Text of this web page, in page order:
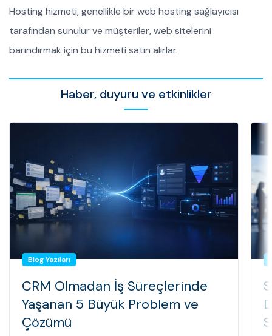
Hosting hizmeti, genellikle bir web hosting sağlayıcısı
tarafından sunulur ve müşteriler, web sitelerini
barındırmak için bu hizmeti satın alırlar.
Haber, duyuru ve etkinlikler
Blog Yazıları
CRM Olmadan İş Süreçlerinde
Yaşanan 5 Büyük Problem ve
Çözümü